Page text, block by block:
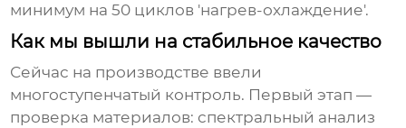
минимум на 50 циклов 'нагрев-охлаждение'.
Как мы вышли на стабильное качество
Сейчас на производстве ввели
многоступенчатый контроль. Первый этап —
проверка материалов: спектральный анализ